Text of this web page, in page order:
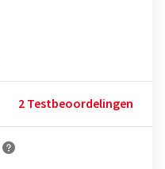
2 Test­beoordelingen